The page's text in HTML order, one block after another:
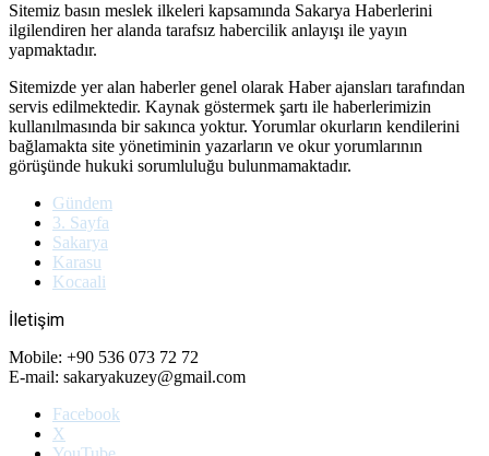
Sitemiz basın meslek ilkeleri kapsamında Sakarya Haberlerini
ilgilendiren her alanda tarafsız habercilik anlayışı ile yayın
yapmaktadır.
Sitemizde yer alan haberler genel olarak Haber ajansları tarafından
servis edilmektedir. Kaynak göstermek şartı ile haberlerimizin
kullanılmasında bir sakınca yoktur. Yorumlar okurların kendilerini
bağlamakta site yönetiminin yazarların ve okur yorumlarının
görüşünde hukuki sorumluluğu bulunmamaktadır.
Gündem
3. Sayfa
Sakarya
Karasu
Kocaali
İletişim
Mobile: +90 536 073 72 72
E-mail: sakaryakuzey@gmail.com
Facebook
X